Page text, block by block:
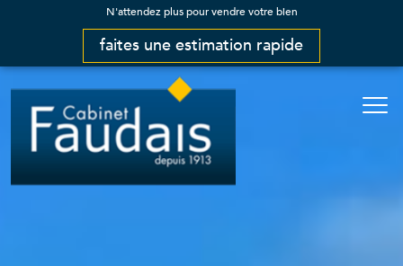
N'attendez plus pour vendre votre bien
faites une estimation rapide